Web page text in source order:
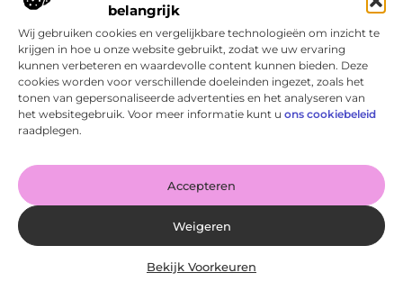
belangrijk
Wij gebruiken cookies en vergelijkbare technologieën om inzicht te
krijgen in hoe u onze website gebruikt, zodat we uw ervaring
kunnen verbeteren en waardevolle content kunnen bieden. Deze
cookies worden voor verschillende doeleinden ingezet, zoals het
tonen van gepersonaliseerde advertenties en het analyseren van
het websitegebruik. Voor meer informatie kunt u ons cookiebeleid
raadplegen.
Accepteren
Weigeren
Bekijk Voorkeuren
De voordelen van het drukken van kalenders voor jouw
bedrijf!
Goed artikel? Deel hem dan op: Share on X (Twitter)